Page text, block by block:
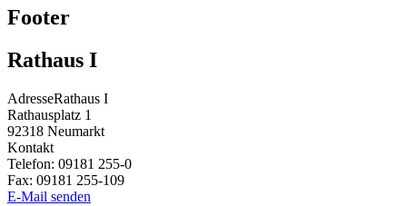
Footer
Rathaus I
AdresseRathaus I
Rathausplatz 1
92318 Neumarkt
Kontakt
Telefon: 09181 255-0
Fax: 09181 255-109
E-Mail senden